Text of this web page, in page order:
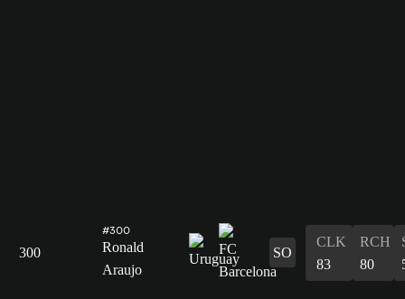
300
#300
Ronald
Araujo
SO
CLK
83
RCH
80